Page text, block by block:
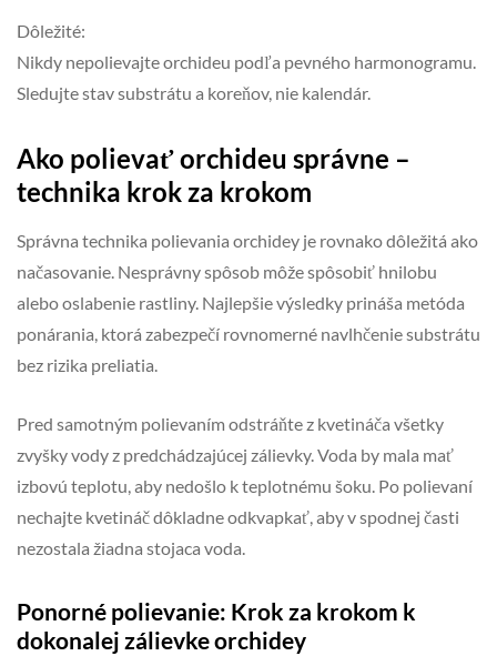
Dôležité:
Nikdy nepolievajte orchideu podľa pevného harmonogramu.
Sledujte stav substrátu a koreňov, nie kalendár.
Ako polievať orchideu správne –
technika krok za krokom
Správna technika polievania orchidey je rovnako dôležitá ako
načasovanie. Nesprávny spôsob môže spôsobiť hnilobu
alebo oslabenie rastliny. Najlepšie výsledky prináša metóda
ponárania, ktorá zabezpečí rovnomerné navlhčenie substrátu
bez rizika preliatia.
Pred samotným polievaním odstráňte z kvetináča všetky
zvyšky vody z predchádzajúcej zálievky. Voda by mala mať
izbovú teplotu, aby nedošlo k teplotnému šoku. Po polievaní
nechajte kvetináč dôkladne odkvapkať, aby v spodnej časti
nezostala žiadna stojaca voda.
Ponorné polievanie: Krok za krokom k
dokonalej zálievke orchidey